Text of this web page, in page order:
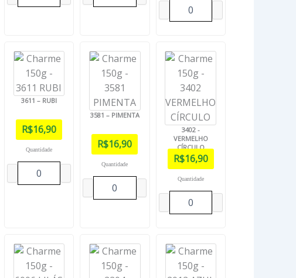
3611 – RUBI
R$16,90
Quantidade
3581 – PIMENTA
R$16,90
Quantidade
3402 -
VERMELHO
CÍRCULO
R$16,90
Quantidade